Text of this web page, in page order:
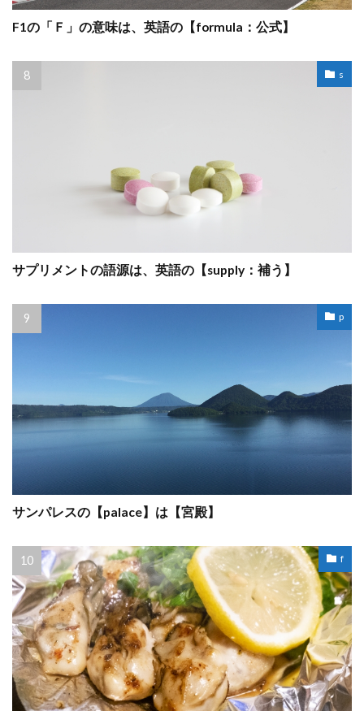
F1の「Ｆ」の意味は、英語の【formula：公式】
s
サプリメントの語源は、英語の【supply：補う】
p
サンパレスの【palace】は【宮殿】
f